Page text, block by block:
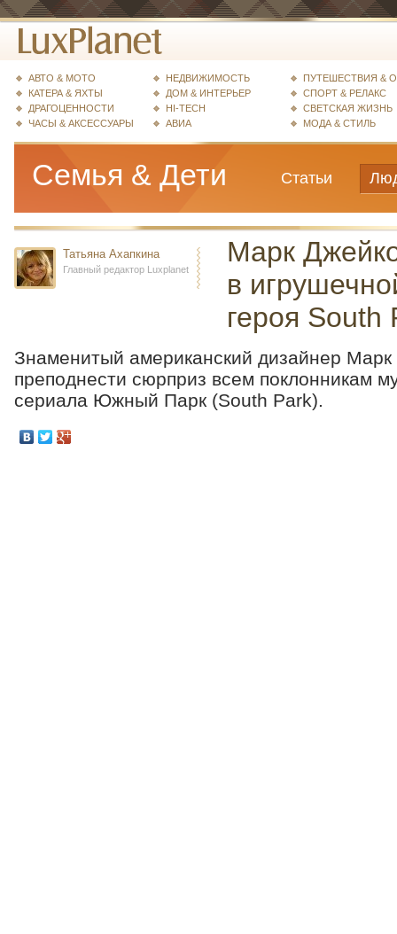
АВТО & МОТО
КАТЕРА & ЯХТЫ
ДРАГОЦЕННОСТИ
ЧАСЫ & АКСЕССУАРЫ
НЕДВИЖИМОСТЬ
ДОМ & ИНТЕРЬЕР
HI-TECH
АВИА
ПУТЕШЕСТВИЯ &
СПОРТ & РЕЛАКС
СВЕТСКАЯ ЖИЗНЬ
МОДА & СТИЛЬ
Семья & Дети Статьи
Татьяна Ахапкина
Главный редактор Luxplanet
Марк
в
героя South
Знаменитый американский дизайнер
преподнести сюрприз всем поклонникам
сериала Южный Парк (South Park).